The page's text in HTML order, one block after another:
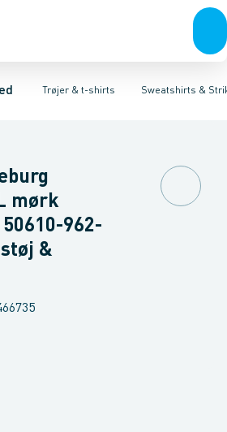
Trøjer & t-shirts
Overtøj & huerUndertøj & sokkerSko
Sweatshirts &
Striktrøjer Hættetrøjer Skjorter
Sikkerhedssweatshirt
mørk
962-
&